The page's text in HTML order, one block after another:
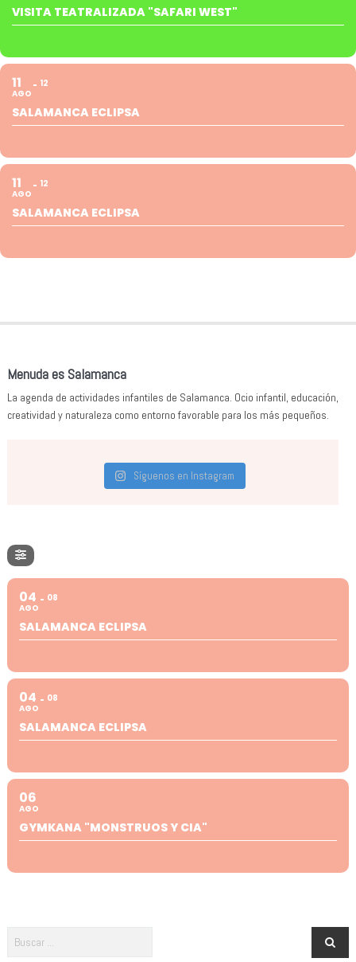
VISITA TEATRALIZADA "SAFARI WEST"
11
AGO
12
SALAMANCA ECLIPSA
11
AGO
12
SALAMANCA ECLIPSA
Menuda es Salamanca
La agenda de actividades infantiles de Salamanca. Ocio infantil, educación,
creatividad y naturaleza como entorno favorable para los más pequeños.
Síguenos en Instagram
04
AGO
08
SALAMANCA ECLIPSA
04
AGO
08
SALAMANCA ECLIPSA
06
AGO
GYMKANA "MONSTRUOS Y CIA"